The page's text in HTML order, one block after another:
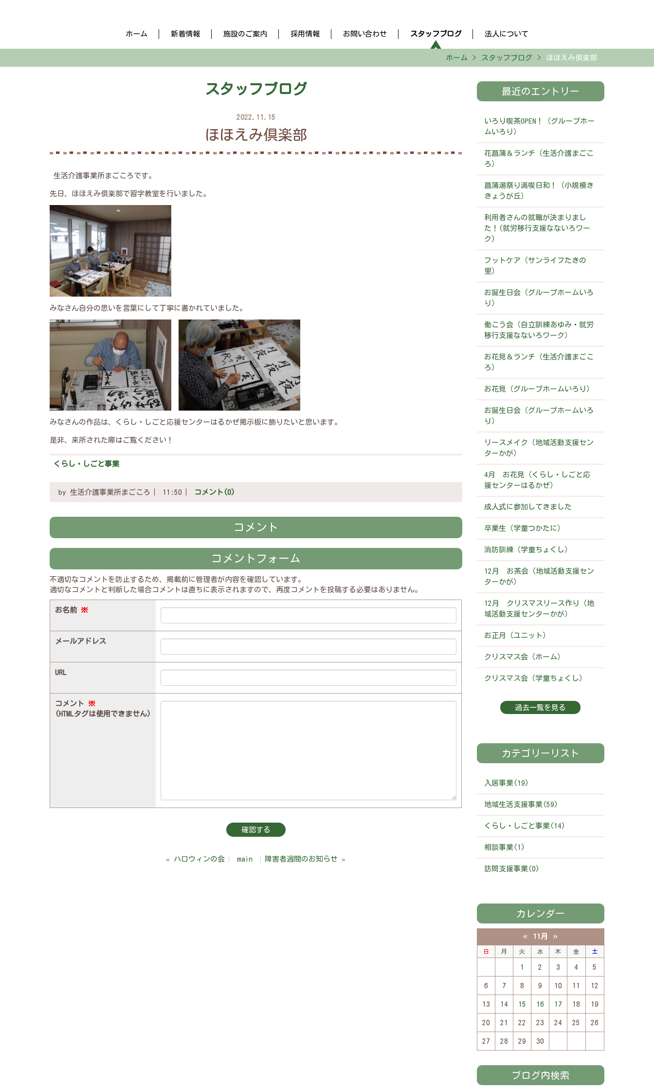
ホーム 新着情報 施設のご案内 採用情報 お問い合わせ スタッフブログ 法人について
ホーム スタッフブログ ほほえみ倶楽部
スタッフブログ
2022.11.15
ほほえみ倶楽部
生活介護事業所まごころです。
先日、ほほえみ倶楽部で習字教室を行いました。
みなさん自分の思いを言葉にして丁寧に書かれていました。
みなさんの作品は、くらし・しごと応援センターはるかぜ掲示板に飾りたいと思います。
是非、来所された際はご覧ください！
くらし・しごと事業
by 生活介護事業所まごころ 11:50 コメント(0)
コメント
コメントフォーム
不適切なコメントを防止するため、掲載前に管理者が内容を確認しています。
適切なコメントと判断した場合コメントは直ちに表示されますので、再度コメントを投稿する必要はありません。
お名前 ※
メールアドレス
URL
コメント ※
(HTMLタグは使用できません)
« ハロウィンの会 main 障害者週間のお知らせ »
最近のエントリー
いろり喫茶OPEN！（グループホー
ムいろり）
花菖蒲＆ランチ（生活介護まごこ
ろ）
菖蒲湯祭り満喫日和！（小規模き
きょうが丘）
利用者さんの就職が決まりまし
た！(就労移行支援なないろワー
ク)
フットケア（サンライフたきの
里）
お誕生日会（グループホームいろ
り）
働こう会（自立訓練あゆみ・就労
移行支援なないろワーク）
お花見＆ランチ（生活介護まごこ
ろ）
お花見（グループホームいろり）
お誕生日会（グループホームいろ
り）
リースメイク（地域活動支援セン
ターかが）
4月 お花見（くらし・しごと応
援センターはるかぜ）
成人式に参加してきました
卒業生（学童つかたに）
消防訓練（学童ちょくし）
12月 お茶会（地域活動支援セン
ターかが）
12月 クリスマスリース作り（地
域活動支援センターかが）
お正月（ユニット）
クリスマス会（ホーム）
クリスマス会（学童ちょくし）
過去一覧を見る
カテゴリーリスト
入居事業(19)
地域生活支援事業(59)
くらし・しごと事業(14)
相談事業(1)
訪問支援事業(0)
カレンダー
« 11月 »
日 月 火 水 木 金 土
1 2 3 4 5
6 7 8 9 10 11 12
13 14 15 16 17 18 19
20 21 22 23 24 25 26
27 28 29 30
ブログ内検索